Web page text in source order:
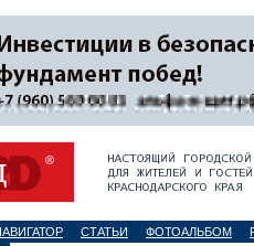
СТАТЬИ ФОТОАЛЬБОМ